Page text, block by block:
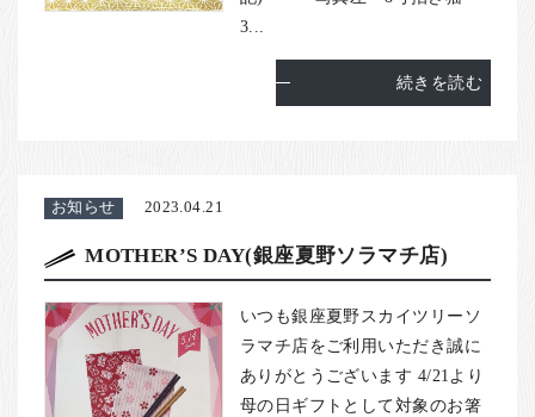
3...
続きを読む
お知らせ 2023.04.21
MOTHER’S DAY(銀座夏野ソラマチ店)
いつも銀座夏野スカイツリーソ
ラマチ店をご利用いただき誠に
ありがとうございます 4/21より
母の日ギフトとして対象のお箸